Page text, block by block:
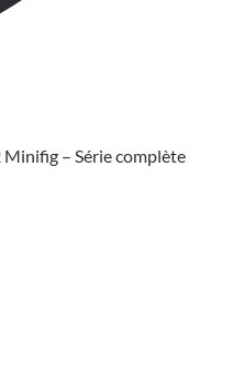
Minifig – Série complète